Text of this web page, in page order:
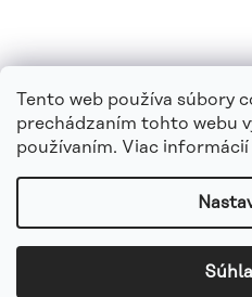
Tento web používa súbory
prechádzaním tohto webu
používaním. Viac informácií
Vytvoril
azvaro.sk.